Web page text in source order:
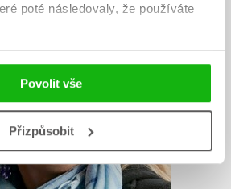
poté následovaly, že používáte
Povolit vše
Přizpůsobit